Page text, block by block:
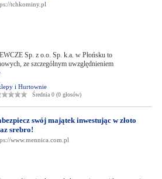
tchkominy.pl
Sp. z o.o. Sp. k.a. w Płońsku to
ze szczególnym uwzględnieniem
i Hurtownie
Średnia 0 (0 głosów)
swój majątek inwestując w złoto
srebro!
www.mennica.com.pl